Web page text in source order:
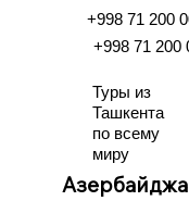
+998 71 200
+998 71 200
Туры из
Ташкента
по всему
миру